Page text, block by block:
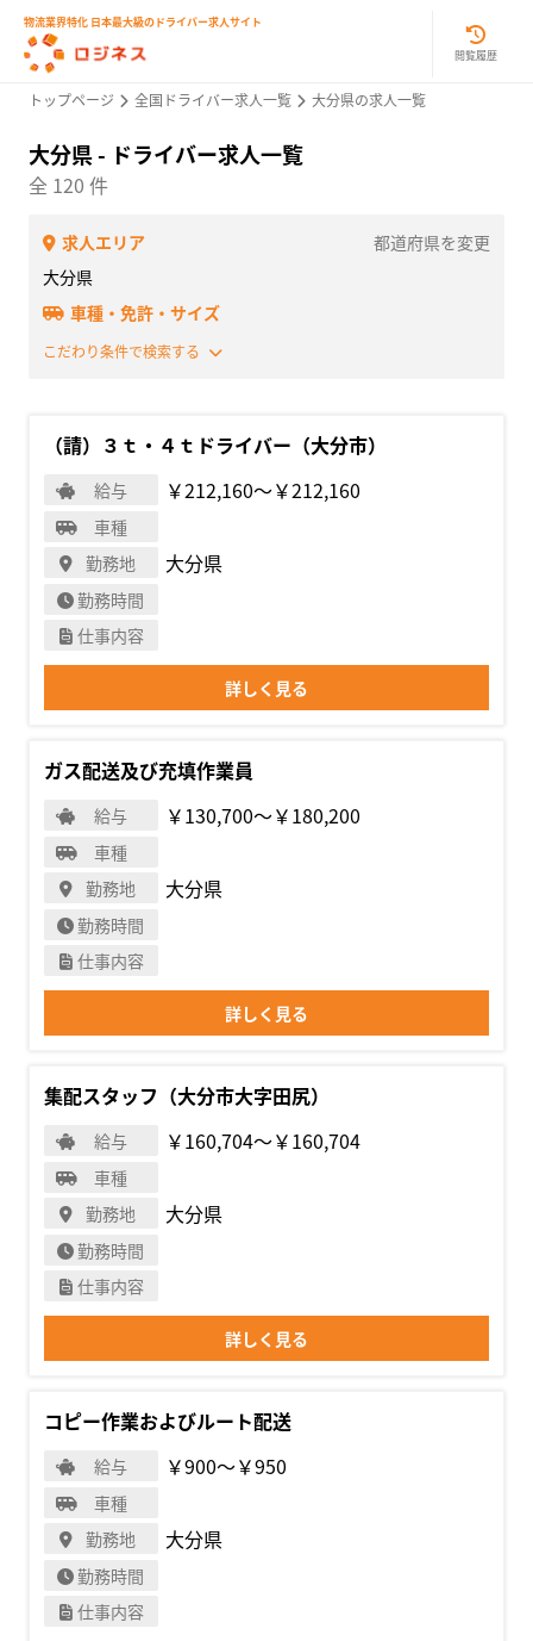
物流業界特化 日本最大級のドライバー求人サイト
閲覧履歴
トップページ 全国ドライバー求人一覧 大分県の求人一覧
大分県 - ドライバー求人一覧
全 120 件
求人エリア
都道府県を変更
大分県
車種・免許・サイズ
こだわり条件で検索する
（請）３ｔ・４ｔドライバー（大分市）
給与 ￥212,160〜￥212,160
車種
勤務地
大分県
勤務時間
仕事内容
詳しく見る
ガス配送及び充填作業員
給与 ￥130,700〜￥180,200
車種
勤務地
大分県
勤務時間
仕事内容
詳しく見る
集配スタッフ（大分市大字田尻）
給与 ￥160,704〜￥160,704
車種
勤務地
大分県
勤務時間
仕事内容
詳しく見る
コピー作業およびルート配送
給与 ￥900〜￥950
車種
勤務地
大分県
勤務時間
仕事内容